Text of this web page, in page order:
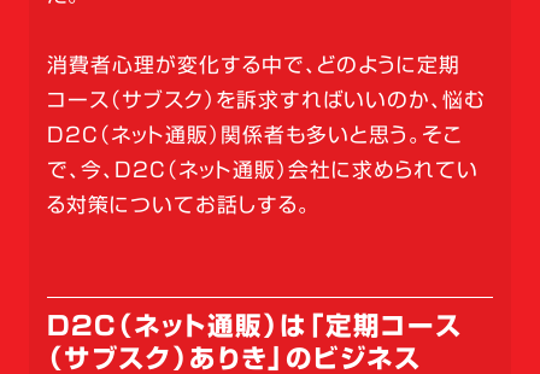
消費者心理が変化する中で、どのように定期
コース（サブスク）を訴求すればいいのか、悩む
D2C（ネット通販）関係者も多いと思う。そこ
で、今、D2C（ネット通販）会社に求められてい
る対策についてお話しする。
D2C（ネット通販）は「定期コース
（サブスク）ありき」のビジネス